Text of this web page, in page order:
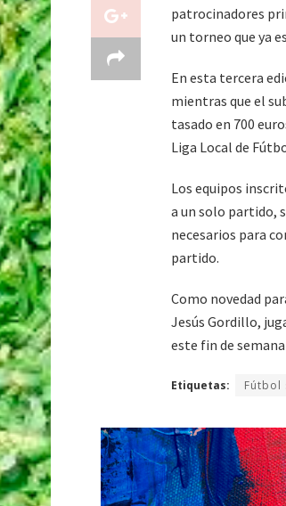
patrocinadores
un torneo que ya
En esta tercera
mientras que el
tasado en 700
Liga Local de
Los equipos
a un solo partido,
necesarios para
partido.
Como novedad
Jesús Gordillo,
este fin de
Etiquetas: Fútbol